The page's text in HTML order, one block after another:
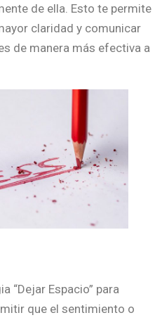
de ella. Esto te permite
claridad y comunicar
de manera más efectiva a
“Dejar Espacio” para
que el sentimiento o